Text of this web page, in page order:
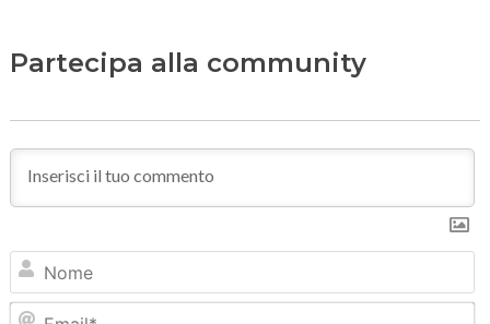
Partecipa alla community